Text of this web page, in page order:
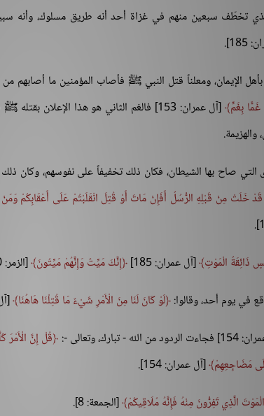
تخطّف سبعين منهم في غزاة أحد أنه طريق مسلوك، وأنه سبيل
الإيمان، ومعلناً قتل النبي ﷺ فأصاب المؤمنين ما أصابهم من
غَمًّا بِغَمٍّ
[آل عمران: 153] فالغم الثاني هو هذا الإعلان
والهزيمة.
صاح بها الشيطان، فكان ذلك تخفيفاً على نفوسهم، وكان ذلك
خَلَتْ مِنْ قَبْلِهِ الرُّسُلُ أَفَإِنْ مَاتَ أَوْ قُتِلَ انْقَلَبْتُمْ عَلَى أَعْقَابِكُمْ
ذَائِقَةُ الْمَوْتِ [آل عمران: 185] إِنَّكَ مَيِّتٌ وَإِنَّهُمْ مَيِّتُونَ [الزمر: 30].
في يوم أحد، وقالوا: لَوْ كَانَ لَنَا مِنَ الْأَمْرِ شَيْءٌ مَا قُتِلْنَا هَاهُنَا
الله - تبارك، وتعالى -: قُلْ إِنَّ الْأَمْرَ
مَضَاجِعِهِمْ [آل عمران: 154].
الَّذِي تَفِرُّونَ مِنْهُ فَإِنَّهُ مُلَاقِيكُمْ [الجمعة: 8].